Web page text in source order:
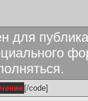
для
[/code]